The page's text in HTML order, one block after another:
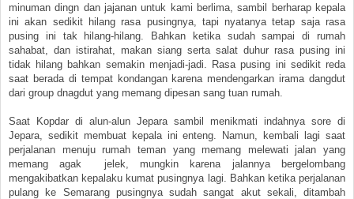
minuman dingn dan jajanan untuk kami berlima, sambil berharap kepala
ini akan sedikit hilang rasa pusingnya, tapi nyatanya tetap saja rasa
pusing ini tak hilang-hilang. Bahkan ketika sudah sampai di rumah
sahabat, dan istirahat, makan siang serta salat duhur rasa pusing ini
tidak hilang bahkan semakin menjadi-jadi. Rasa pusing ini sedikit reda
saat berada di tempat kondangan karena mendengarkan irama dangdut
dari group dnagdut yang memang dipesan sang tuan rumah.
Saat Kopdar di alun-alun Jepara sambil menikmati indahnya sore di
Jepara, sedikit membuat kepala ini enteng. Namun, kembali lagi saat
perjalanan menuju rumah teman yang memang melewati jalan yang
memang agak jelek, mungkin karena jalannya bergelombang
mengakibatkan kepalaku kumat pusingnya lagi. Bahkan ketika perjalanan
pulang ke Semarang pusingnya sudah sangat akut sekali, ditambah